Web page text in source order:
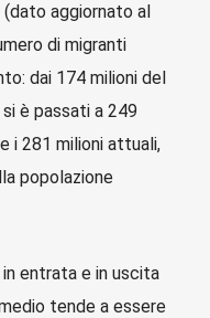
aggiornato al
di migranti
dai 174 milioni del
è passati a 249
i 281 milioni attuali,
popolazione
entrata e in uscita
tende a essere